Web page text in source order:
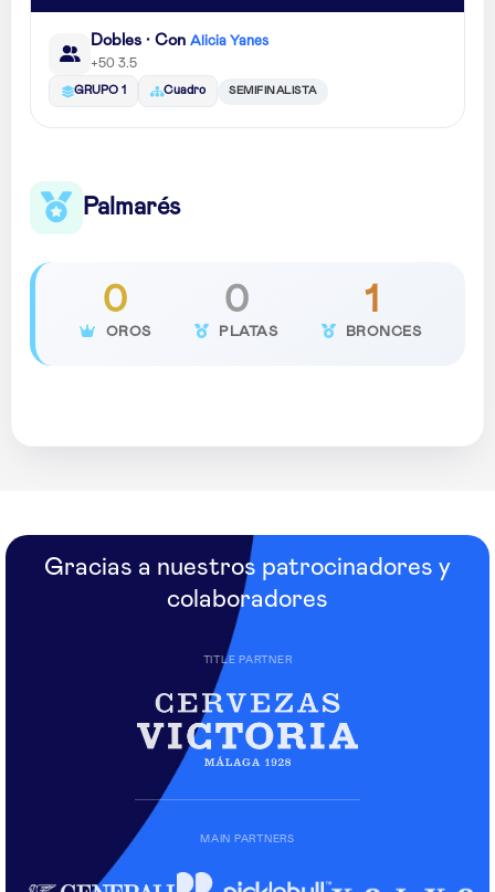
Dobles · Con Alicia Yanes
+50 3.5
GRUPO 1 Cuadro SEMIFINALISTA
Palmarés
0
OROS
0
PLATAS
1
BRONCES
Gracias a nuestros patrocinadores y
colaboradores
TITLE PARTNER
MAIN PARTNERS